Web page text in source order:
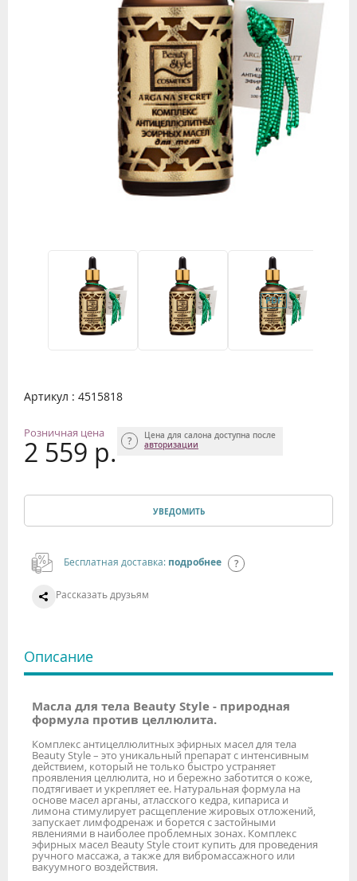
Артикул : 4515818
Розничная цена
2 559 р.
Цена для салона доступна после
авторизации
УВЕДОМИТЬ
Бесплатная доставка: подробнее
Рассказать друзьям
Описание
Масла для тела Beauty Style - природная
формула против целлюлита.
Комплекс антицеллюлитных эфирных масел для тела
Beauty Style – это уникальный препарат с интенсивным
действием, который не только быстро устраняет
проявления целлюлита, но и бережно заботится о коже,
подтягивает и укрепляет ее. Натуральная формула на
основе масел арганы, атласского кедра, кипариса и
лимона стимулирует расщепление жировых отложений,
запускает лимфодренаж и борется с застойными
явлениями в наиболее проблемных зонах. Комплекс
эфирных масел Beauty Style стоит купить для проведения
ручного массажа, а также для вибромассажного или
вакуумного воздействия.